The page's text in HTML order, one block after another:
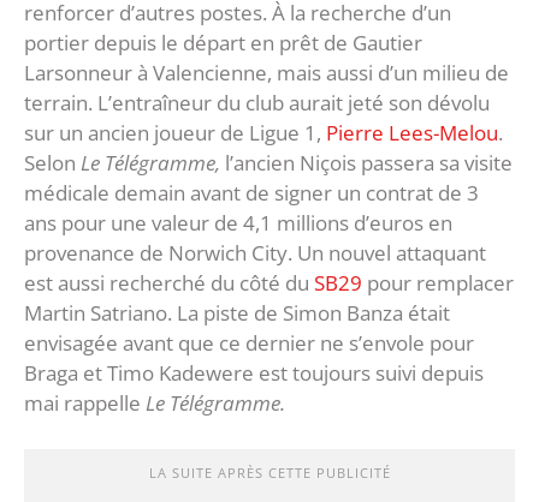
renforcer d’autres postes. À la recherche d’un
portier depuis le départ en prêt de Gautier
Larsonneur à Valencienne, mais aussi d’un milieu de
terrain. L’entraîneur du club aurait jeté son dévolu
sur un ancien joueur de Ligue 1, Pierre Lees-Melou.
Selon Le Télégramme, l’ancien Niçois passera sa visite
médicale demain avant de signer un contrat de 3
ans pour une valeur de 4,1 millions d’euros en
provenance de Norwich City. Un nouvel attaquant
est aussi recherché du côté du SB29 pour remplacer
Martin Satriano. La piste de Simon Banza était
envisagée avant que ce dernier ne s’envole pour
Braga et Timo Kadewere est toujours suivi depuis
mai rappelle Le Télégramme.
LA SUITE APRÈS CETTE PUBLICITÉ